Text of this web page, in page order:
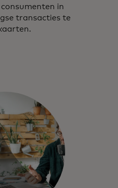
in
transacties te